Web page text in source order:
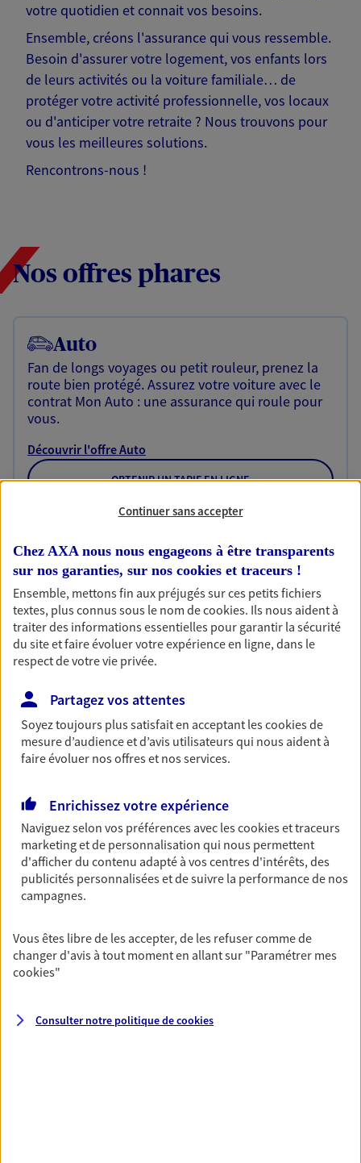
votre quotidien et connait vos besoins.
Ensemble, créons l'assurance qui vous ressemble.
Besoin d'assurer votre logement, vos enfants lors
de leurs activités ou la voiture familiale… de
protéger votre activité professionnelle, vos locaux
ou d'anticiper votre retraite ? Nous trouvons pour
vous les meilleures solutions.
Rencontrons-nous !
Nos offres phares
Auto
Fan de longs voyages ou petit rouleur, prenez la
route bien protégé. Assurez votre voiture avec le
contrat Mon Auto : une assurance qui roule pour
vous.
Découvrir l'offre Auto
OBTENIR UN TARIF EN LIGNE
Habitation
Votre logement est unique, comme vous. Le
contrat Ma Maison assure votre sérénité en
protégeant ce qui vous tient à coeur.
Découvrir l'offre Habitation
OBTENIR UN TARIF EN LIGNE
Garantie Accidents de la Vie
Bricoleuse, féru de jardinage, pâtissier en herbe
ou grande lectrice… personne n'est à l'abri d'un
Accident, protégez votre qualité de vie et vos
revenus.
Découvrir l'offre Garantie Accidents de la Vie
OBTENIR UN TARIF EN LIGNE
Multirisque Entreprise
Gagnez en simplicité et en sérénité avec votre
assurance multirisque entreprise. Un contrat
équipements et stocks… sans oublier votre
responsabilité civile.
Continuer sans accepter
Chez AXA nous nous engageons à être transparents
sur nos garanties, sur nos cookies et traceurs !
Ensemble, mettons fin aux préjugés sur ces petits fichiers
textes, plus connus sous le nom decookies. Ils nous aident à
traiter des informations essentielles pour garantir la sécurité
du site et faire évoluer votre expérience en ligne, dans le
respect de votre vie privée.
Partagez vos attentes
Soyez toujours plus satisfait en acceptant lescookiesde
mesure d’audience et d’avis utilisateurs qui nous aident à
faire évoluer nos offres et nos services.
Enrichissez votre expérience
Naviguez selon vos préférences avec lescookies et traceurs
marketing et de personnalisation qui nous permettent
d'afficher du contenu adapté à vos centres d'intérêts, des
publicités personnalisées et de suivre la performance de nos
campagnes.
Vous êtes libre de les accepter, de les refuser comme de
changer d'avis à tout moment en allant sur "Paramétrer mes
cookies"
Consulter notre politique decookies